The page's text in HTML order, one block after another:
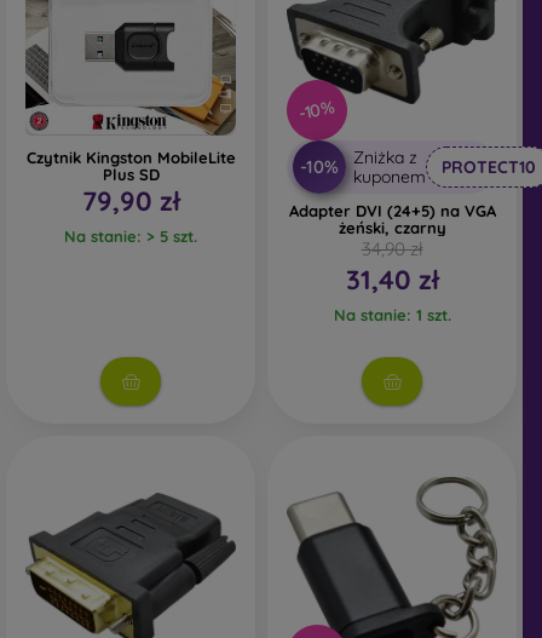
Czytnik Kingston MobileLite
Plus SD
79,90 zł
Na stanie: > 5 szt.
-10%
-10%
Zniżka z
kuponem
PROTECT10
Adapter DVI (24+5) na VGA
żeński, czarny
34,90 zł
31,40 zł
Na stanie: 1 szt.